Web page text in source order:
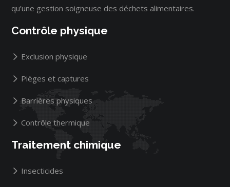
qu’une gestion soigneuse des déchets alimentaires.
Contrôle physique
Exclusion physique
Pièges et captures
Barrières physiques
Contrôle thermique
Traitement chimique
Insecticides